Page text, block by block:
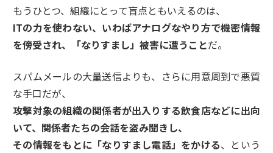
もうひとつ、組織にとって盲点ともいえるのは、
ITの力を使わない、いわばアナログなやり方で機密情報
を傍受され、「なりすまし」被害に遭うことだ。
スパムメールの大量送信よりも、さらに用意周到で悪質
な手口だが、
攻撃対象の組織の関係者が出入りする飲食店などに出向
いて、関係者たちの会話を盗み聞きし、
その情報をもとに「なりすまし電話」をかける、という